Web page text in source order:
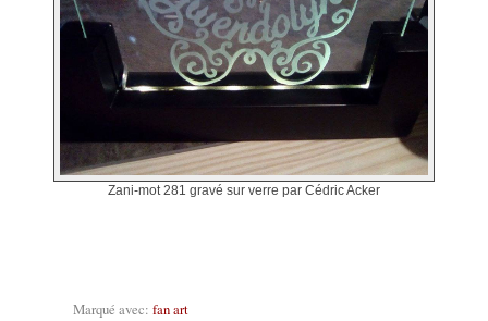
Zani-mot 281 gravé sur verre par Cédric Acker
Marqué avec: fan art